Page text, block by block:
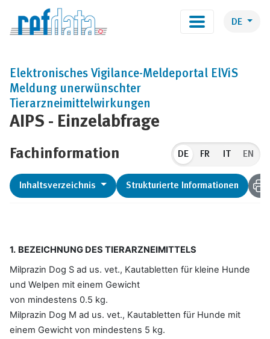
DE
AIPS - Einzelabfrage
Elektronisches Vigilance-Meldeportal ElViS
Meldung unerwünschter
Tierarzneimittelwirkungen
Fachinformation DE EN
Inhaltsverzeichnis Strukturierte Informationen